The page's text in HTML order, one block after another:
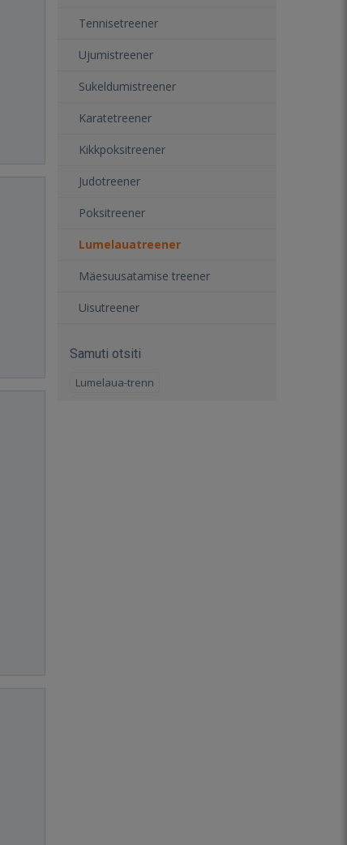
Tennisetreener
Ujumistreener
Sukeldumistreener
Karatetreener
Kikkpoksitreener
Judotreener
Poksitreener
Lumelauatreener
Mäesuusatamise treener
Uisutreener
Samuti otsiti
Lumelaua-trenn